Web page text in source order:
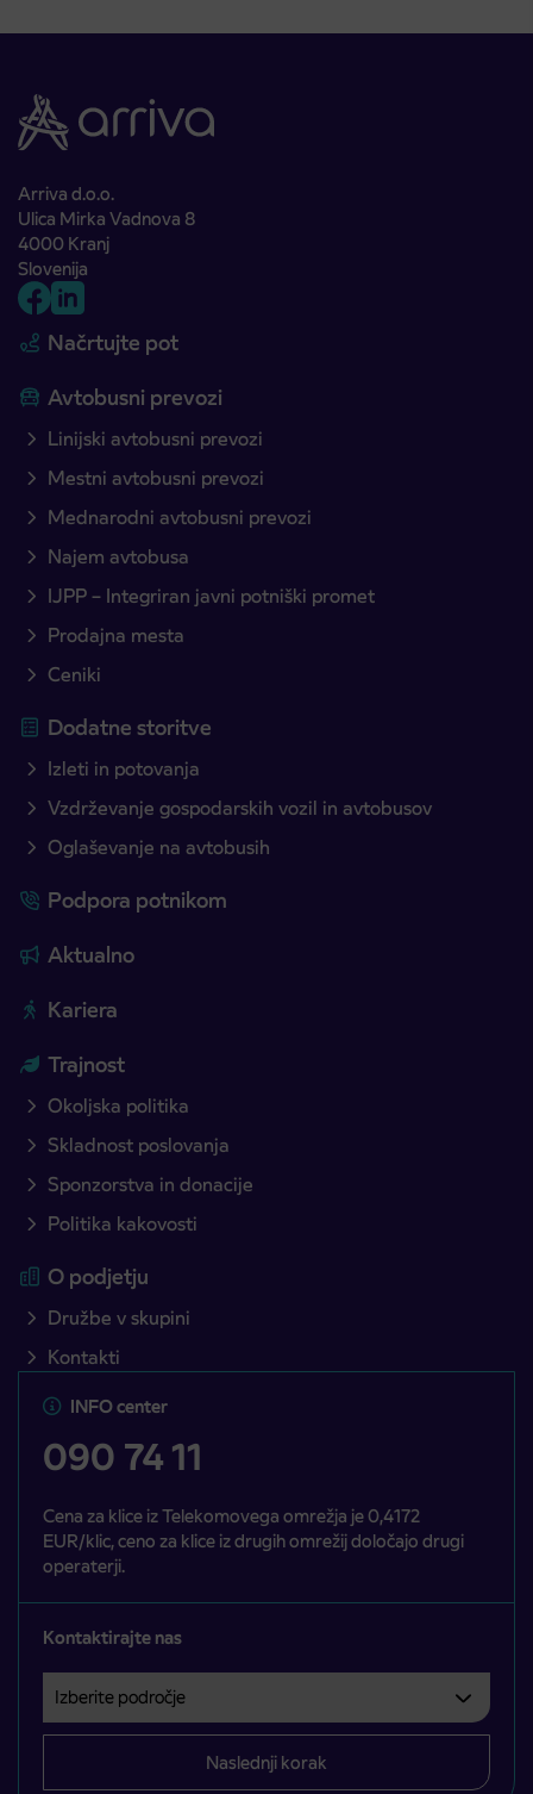
Arriva d.o.o.
Ulica Mirka Vadnova 8
4000 Kranj
Slovenija
Načrtujte pot
Avtobusni prevozi
Linijski avtobusni prevozi
Mestni avtobusni prevozi
Mednarodni avtobusni prevozi
Najem avtobusa
IJPP – Integriran javni potniški promet
Prodajna mesta
Ceniki
Dodatne storitve
Izleti in potovanja
Vzdrževanje gospodarskih vozil in avtobusov
Oglaševanje na avtobusih
Podpora potnikom
Aktualno
Kariera
Trajnost
Okoljska politika
Skladnost poslovanja
Sponzorstva in donacije
Politika kakovosti
O podjetju
Družbe v skupini
Kontakti
INFO center
090 74 11
Cena za klice iz Telekomovega omrežja je 0,4172
EUR/klic, ceno za klice iz drugih omrežij določajo drugi
operaterji.
Kontaktirajte nas
Naslednji korak